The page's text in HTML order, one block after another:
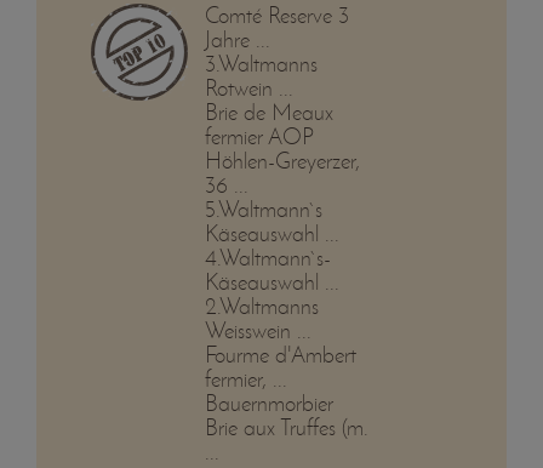
Comté Reserve 3
Jahre ...
3.Waltmanns
Rotwein ...
Brie de Meaux
fermier AOP
Höhlen-Greyerzer,
36 ...
5.Waltmann`s
Käseauswahl ...
4.Waltmann`s-
Käseauswahl ...
2.Waltmanns
Weisswein ...
Fourme d'Ambert
fermier, ...
Bauernmorbier
Brie aux Truffes (m.
...